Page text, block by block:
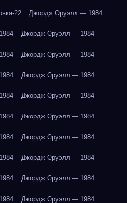
22 Джордж Оруэлл — 1984
Джордж Оруэлл — 1984
Джордж Оруэлл — 1984
Джордж Оруэлл — 1984
Джордж Оруэлл — 1984
Джордж Оруэлл — 1984
Джордж Оруэлл — 1984
Джордж Оруэлл — 1984
Джордж Оруэлл — 1984
Джордж Оруэлл — 1984